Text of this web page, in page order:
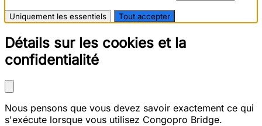
Uniquement les essentiels Tout accepter
Détails sur les cookies et la
confidentialité
Nous pensons que vous devez savoir exactement ce qui
s'exécute lorsque vous utilisez Congopro Bridge.